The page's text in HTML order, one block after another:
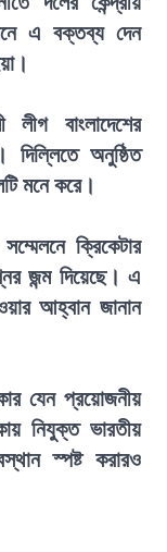
এ বক্তব্য দেন
বাংলাদেশের
দিল্লিতে অনুষ্ঠিত
মনে করে।
ক্রিকেটার
জন্ম দিয়েছে। এ
আহ্বান জানান
যেন প্রয়োজনীয়
নিযুক্ত ভারতীয়
স্পষ্ট করারও